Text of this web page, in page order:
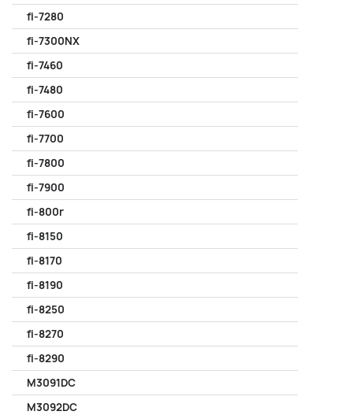
fi-7280
fi-7300NX
fi-7460
fi-7480
fi-7600
fi-7700
fi-7800
fi-7900
fi-800r
fi-8150
fi-8170
fi-8190
fi-8250
fi-8270
fi-8290
M3091DC
M3092DC